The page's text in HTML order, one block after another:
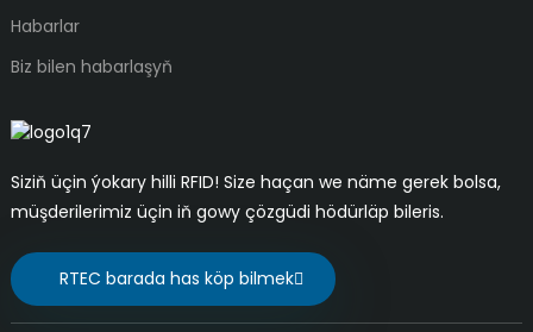
Habarlar
Biz bilen habarlaşyň
Siziň üçin ýokary hilli RFID! Size haçan we näme gerek bolsa,
müşderilerimiz üçin iň gowy çözgüdi hödürläp bileris.
RTEC barada has köp bilmek